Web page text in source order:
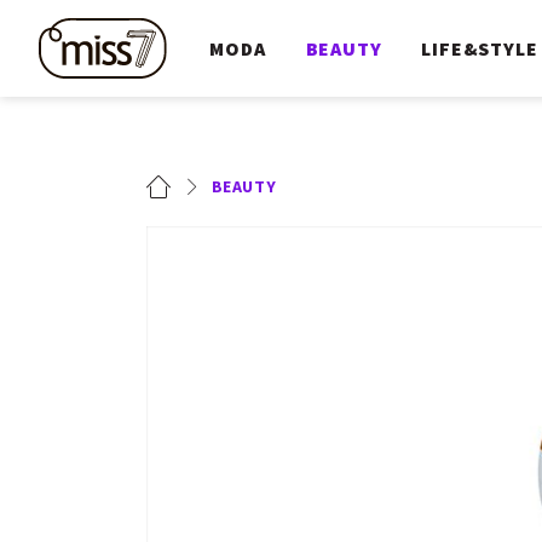
MODA BEAUTY LIFE&STYLE
BEAUTY